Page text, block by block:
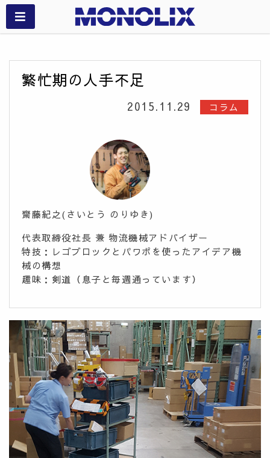
繁忙期の人手不足
2015.11.29 コラム
齋藤紀之(さいとう のりゆき)
代表取締役社長 兼 物流機械アドバイザー
特技：レゴブロックとパワポを使ったアイデア機
械の構想
趣味：剣道（息子と毎週通っています）